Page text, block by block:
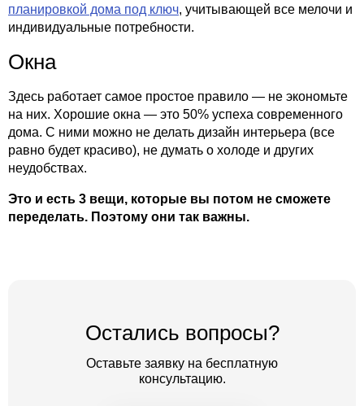
планировкой дома под ключ, учитывающей все мелочи и
индивидуальные потребности.
Окна
Здесь работает самое простое правило — не экономьте
на них. Хорошие окна — это 50% успеха современного
дома. С ними можно не делать дизайн интерьера (все
равно будет красиво), не думать о холоде и других
неудобствах.
Это и есть 3 вещи, которые вы потом не сможете
переделать. Поэтому они так важны.
Остались вопросы?
Оставьте заявку на бесплатную
консультацию.